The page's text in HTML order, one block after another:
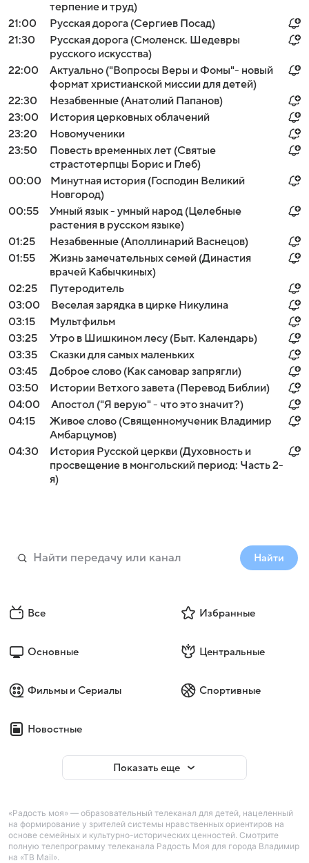
терпение и труд)
21:00
Русская дорога (Сергиев Посад)
21:30
Русская дорога (Смоленск. Шедевры
русского искусства)
22:00
Актуально ("Вопросы Веры и Фомы"- новый
формат христианской миссии для детей)
22:30
Незабвенные (Анатолий Папанов)
23:00
История церковных облачений
23:20
Новомученики
23:50
Повесть временных лет (Святые
страстотерпцы Борис и Глеб)
00:00
Минутная история (Господин Великий
Новгород)
00:55
Умный язык - умный народ (Целебные
растения в русском языке)
01:25
Незабвенные (Аполлинарий Васнецов)
01:55
Жизнь замечательных семей (Династия
врачей Кабычкиных)
02:25
Путеродитель
03:00
Веселая зарядка в цирке Никулина
03:15
Мультфильм
03:25
Утро в Шишкином лесу (Быт. Календарь)
03:35
Сказки для самых маленьких
03:45
Доброе слово (Как самовар запрягли)
03:50
Истории Ветхого завета (Перевод Библии)
04:00
Апостол ("Я верую" - что это значит?)
04:15
Живое слово (Священномученик Владимир
Амбарцумов)
04:30
История Русской церкви (Духовность и
просвещение в монгольский период: Часть 2-
я)
Найти
Все Избранные
Основные Центральные
Фильмы и Сериалы Спортивные
Новостные
Показать еще
«Радость моя» — образовательный телеканал для детей, нацеленный
на формирование у зрителей системы нравственных ориентиров на
основе семейных и культурно-исторических ценностей. Смотрите
полную телепрограмму телеканала Радость Моя для города Владимир
на «ТВ Mail».